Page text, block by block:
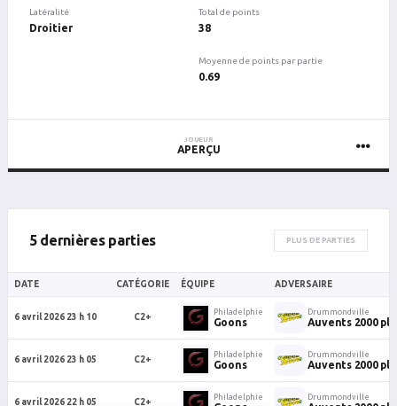
Latéralité
Droitier
Total de points
38
Moyenne de points par partie
0.69
JOUEUR
APERÇU
5 dernières parties PLUS DE PARTIES
DATE CATÉGORIE ÉQUIPE ADVERSAIRE
6 avril 2026 23 h 10 C2+
Philadelphie
Goons
Drummondville
Auvents 2000
6 avril 2026 23 h 05 C2+
Philadelphie
Goons
Drummondville
Auvents 2000
6 avril 2026 22 h 05 C2+
Philadelphie Drummondville